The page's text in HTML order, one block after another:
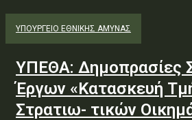
ΥΠΟΥΡΓΕΊΟ ΕΘΝΙΚΉΣ ΆΜΥΝΑΣ
ΥΠΕΘΑ: Δημοπρασίες
Έργων «Κατασκευή
Στρατιω- τικών